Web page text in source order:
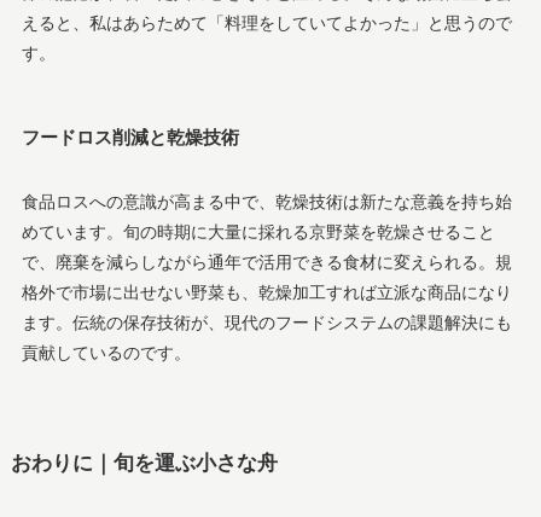
えると、私はあらためて「料理をしていてよかった」と思うので
す。
フードロス削減と乾燥技術
食品ロスへの意識が高まる中で、乾燥技術は新たな意義を持ち始
めています。旬の時期に大量に採れる京野菜を乾燥させること
で、廃棄を減らしながら通年で活用できる食材に変えられる。規
格外で市場に出せない野菜も、乾燥加工すれば立派な商品になり
ます。伝統の保存技術が、現代のフードシステムの課題解決にも
貢献しているのです。
おわりに｜旬を運ぶ小さな舟